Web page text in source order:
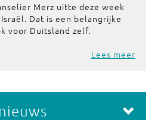
Merz uitte deze week
Dat is een belangrijke
voor Duitsland zelf.
Lees meer